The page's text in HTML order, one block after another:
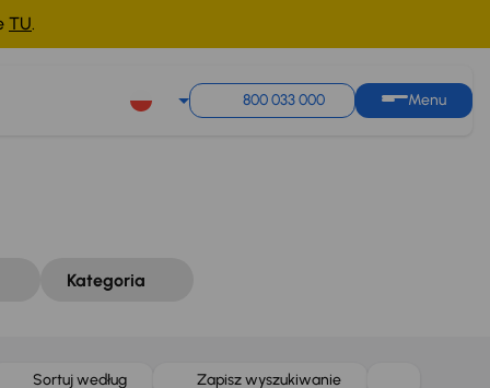
TU.
800 033 000 Menu
Kategoria
Sortuj według Zapisz wyszukiwanie